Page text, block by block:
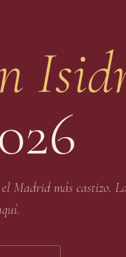
Madrid más castizo.